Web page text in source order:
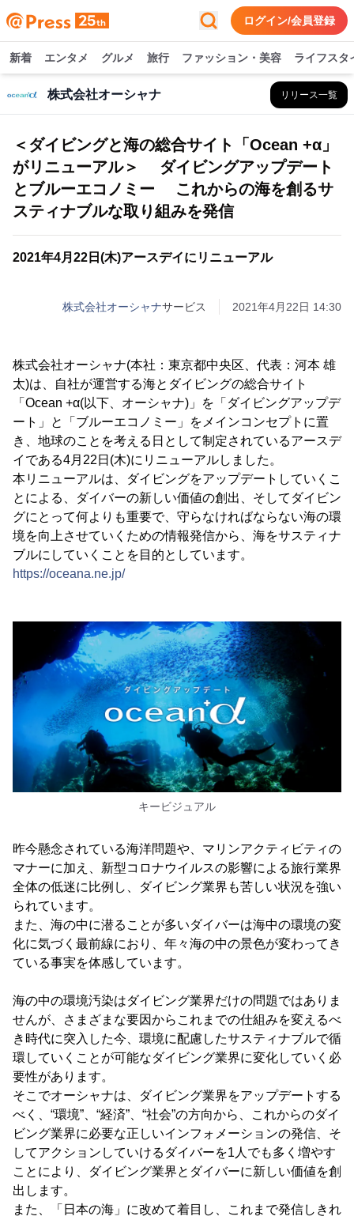
ログイン/会員登録
新着 エンタメ グルメ 旅行 ファッション・美容 ライフスタ
株式会社オーシャナ リリース一覧
＜ダイビングと海の総合サイト「Ocean +α」
がリニューアル＞ ダイビングアップデート
とブルーエコノミー これからの海を創るサ
スティナブルな取り組みを発信
2021年4月22日(木)アースデイにリニューアル
株式会社オーシャナサービス 2021年4月22日 14:30
株式会社オーシャナ(本社：東京都中央区、代表：河本 雄
太)は、自社が運営する海とダイビングの総合サイト
「Ocean +α(以下、オーシャナ)」を「ダイビングアップデ
ート」と「ブルーエコノミー」をメインコンセプトに置
き、地球のことを考える日として制定されているアースデ
イである4月22日(木)にリニューアルしました。
本リニューアルは、ダイビングをアップデートしていくこ
とによる、ダイバーの新しい価値の創出、そしてダイビン
グにとって何よりも重要で、守らなければならない海の環
境を向上させていくための情報発信から、海をサスティナ
ブルにしていくことを目的としています。
https://oceana.ne.jp/
キービジュアル
昨今懸念されている海洋問題や、マリンアクティビティの
マナーに加え、新型コロナウイルスの影響による旅行業界
全体の低迷に比例し、ダイビング業界も苦しい状況を強い
られています。
また、海の中に潜ることが多いダイバーは海中の環境の変
化に気づく最前線におり、年々海の中の景色が変わってき
ている事実を体感しています。
海の中の環境汚染はダイビング業界だけの問題ではありま
せんが、さまざまな要因からこれまでの仕組みを変えるべ
き時代に突入した今、環境に配慮したサスティナブルで循
環していくことが可能なダイビング業界に変化していく必
要性があります。
そこでオーシャナは、ダイビング業界をアップデートする
べく、“環境”、“経済”、“社会”の方向から、これからのダイ
ビング業界に必要な正しいインフォメーションの発信、そ
してアクションしていけるダイバーを1人でも多く増やす
ことにより、ダイビング業界とダイバーに新しい価値を創
出します。
また、「日本の海」に改めて着目し、これまで発信しきれ